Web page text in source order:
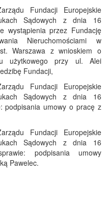
Fundacji Europejskie
Sądowych z dnia 16
wystąpienia przez Fundację
Nieruchomościami w
Warszawa z wnioskiem o
użytkowego przy ul. Alei
Fundacji,
Fundacji Europejskie
Sądowych z dnia 16
podpisania umowy o pracę z
Fundacji Europejskie
Sądowych z dnia 16
podpisania umowy
Pawelec.